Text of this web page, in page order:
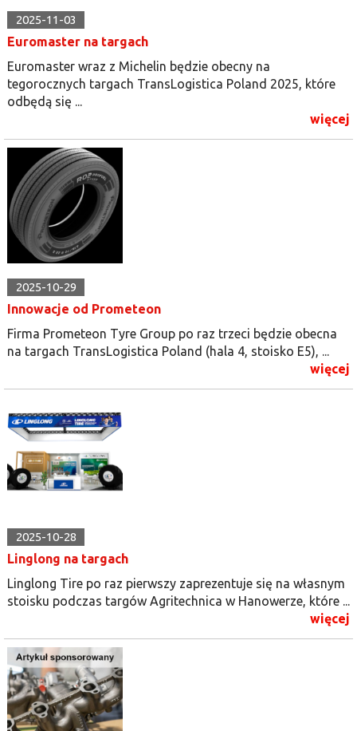
2025-11-03
Euromaster na targach
Euromaster wraz z Michelin będzie obecny na
tegorocznych targach TransLogistica Poland 2025, które
odbędą się ...
więcej
2025-10-29
Innowacje od Prometeon
Firma Prometeon Tyre Group po raz trzeci będzie obecna
na targach TransLogistica Poland (hala 4, stoisko E5), ...
więcej
2025-10-28
Linglong na targach
Linglong Tire po raz pierwszy zaprezentuje się na własnym
stoisku podczas targów Agritechnica w Hanowerze, które ...
więcej